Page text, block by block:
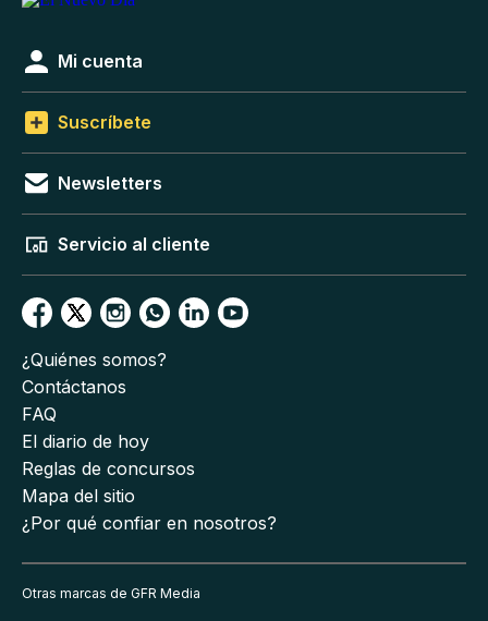
Mi cuenta
Suscríbete
Newsletters
Servicio al cliente
¿Quiénes somos?
Contáctanos
FAQ
El diario de hoy
Reglas de concursos
Mapa del sitio
¿Por qué confiar en nosotros?
Otras marcas de GFR Media